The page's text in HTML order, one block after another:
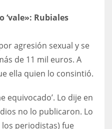
‘vale»: Rubiales
agresión sexual y se
de 11 mil euros. A
ella quien lo consintió.
equivocado’. Lo dije en
no lo publicaron. Lo
los periodistas) fue